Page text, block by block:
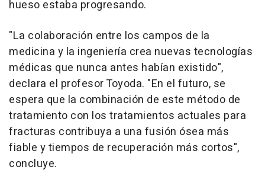
hueso estaba progresando.
"La colaboración entre los campos de la
medicina y la ingeniería crea nuevas tecnologías
médicas que nunca antes habían existido",
declara el profesor Toyoda. "En el futuro, se
espera que la combinación de este método de
tratamiento con los tratamientos actuales para
fracturas contribuya a una fusión ósea más
fiable y tiempos de recuperación más cortos",
concluye.